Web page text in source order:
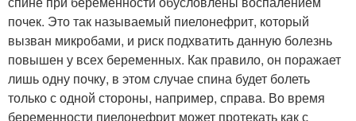
почек. Это так называемый пиелонефрит, который
вызван микробами, и риск подхватить данную болезнь
повышен у всех беременных. Как правило, он поражает
лишь одну почку, в этом случае спина будет болеть
только с одной стороны, например, справа. Во время
беременности пиелонефрит может протекать как с